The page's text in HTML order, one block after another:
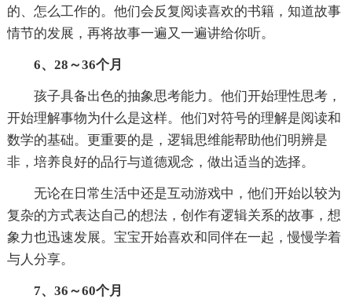
的、怎么工作的。他们会反复阅读喜欢的书籍，知道故事
情节的发展，再将故事一遍又一遍讲给你听。
6、28～36个月
孩子具备出色的抽象思考能力。他们开始理性思考，
开始理解事物为什么是这样。他们对符号的理解是阅读和
数学的基础。更重要的是，逻辑思维能帮助他们明辨是
非，培养良好的品行与道德观念，做出适当的选择。
无论在日常生活中还是互动游戏中，他们开始以较为
复杂的方式表达自己的想法，创作有逻辑关系的故事，想
象力也迅速发展。宝宝开始喜欢和同伴在一起，慢慢学着
与人分享。
7、36～60个月